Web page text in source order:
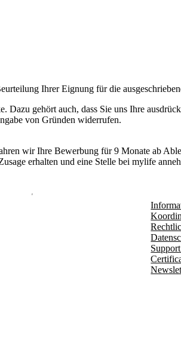
Ihrer Eignung für die
gehört auch, dass Sie uns Ihre
von Gründen widerrufen.
wir Ihre Bewerbung für 9 Monate ab
erhalten und eine Stelle bei mylife